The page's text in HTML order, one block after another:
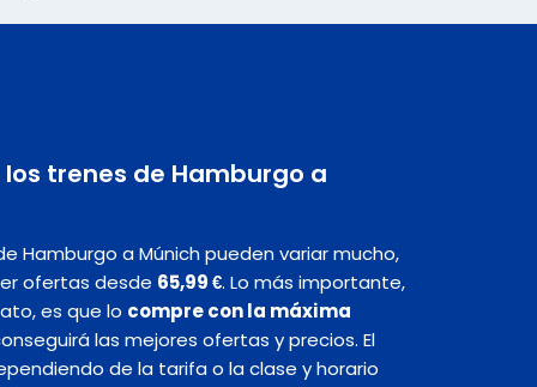
trenes de Hamburgo a
Hamburgo a Múnich pueden variar mucho,
ofertas desde 65,99 €. Lo más importante,
es que lo compre con la máxima
las mejores ofertas y precios. El
de la tarifa o la clase y horario